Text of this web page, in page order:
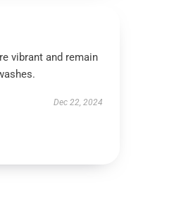
vibrant and remain
Dec 22, 2024